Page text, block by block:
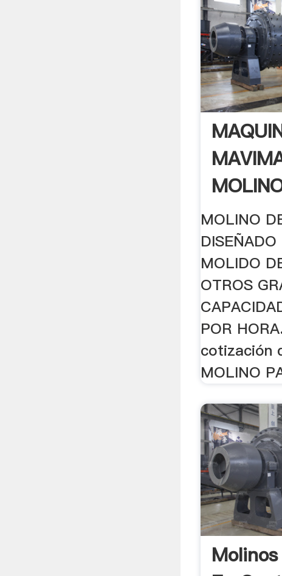
MOLINO
MOLIDO
OTROS
POR
cotización
MOLINO